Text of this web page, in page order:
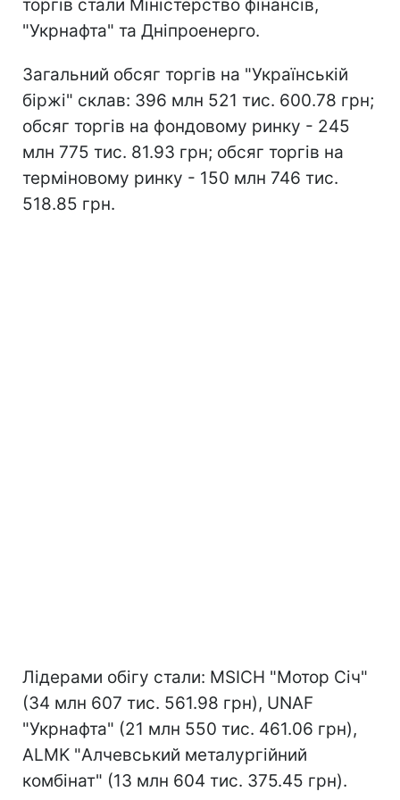
торгів стали Міністерство фінансів,
"Укрнафта" та Дніпроенерго.
Загальний обсяг торгів на "Українській
біржі" склав: 396 млн 521 тис. 600.78 грн;
обсяг торгів на фондовому ринку - 245
млн 775 тис. 81.93 грн; обсяг торгів на
терміновому ринку - 150 млн 746 тис.
518.85 грн.
Лідерами обігу стали: MSICH "Мотор Січ"
(34 млн 607 тис. 561.98 грн), UNAF
"Укрнафта" (21 млн 550 тис. 461.06 грн),
ALMK "Алчевський металургійний
комбінат" (13 млн 604 тис. 375.45 грн).